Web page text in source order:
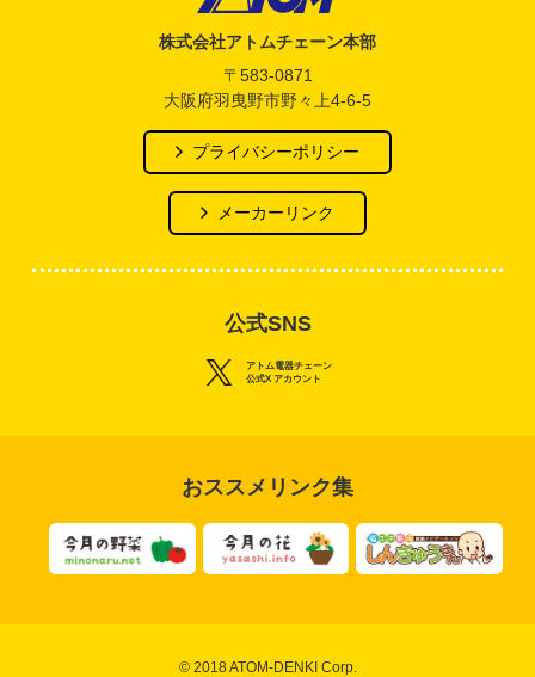
株式会社アトムチェーン本部
〒583-0871
大阪府羽曳野市野々上4-6-5
プライバシーポリシー
メーカーリンク
公式SNS
アトム電器チェーン
公式X アカウント
おススメリンク集
© 2018 ATOM-DENKI Corp.